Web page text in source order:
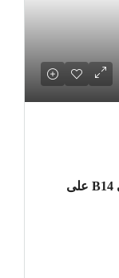
شقة 136م بحديقة 64م للبيع في مدينتي B14 على